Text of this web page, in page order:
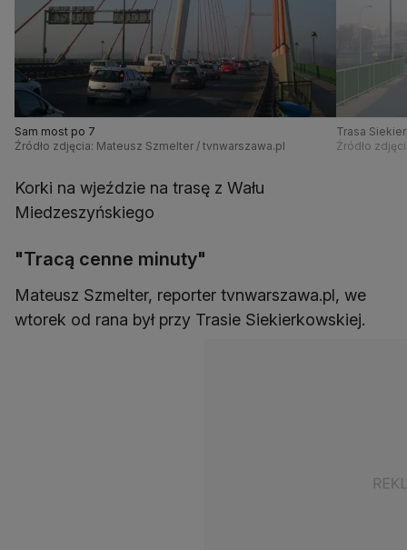
Sam most po 7
Źródło zdjęcia: Mateusz Szmelter / tvnwarszawa.pl
Trasa
Źródło
Korki na wjeździe na trasę z Wału
Miedzeszyńskiego
"Tracą cenne minuty"
Mateusz Szmelter, reporter tvnwarszawa.pl, we
wtorek od rana był przy Trasie Siekierkowskiej.